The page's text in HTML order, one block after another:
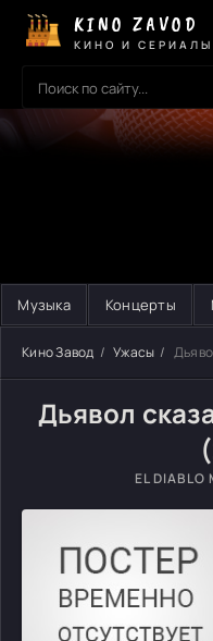
KINO ZAVOD
КИНО И СЕРИАЛЫ
Музыка Концерты
Кино Завод Ужасы
Дьявол
EL DIABLO